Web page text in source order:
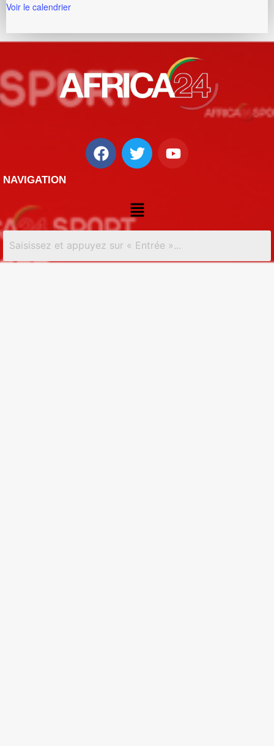
Voir le calendrier
NAVIGATION